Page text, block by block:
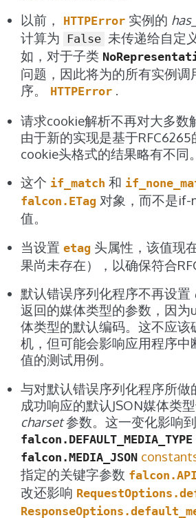
以前，
HTTPError 实例的
计算为
False 未传递给自定
如，对于子类
问题，因此将为的所有实例
序。
HTTPError .
请求cookie解析不再对大多数
由于新的实现是基于
cookie头格式的结果略有不同。
这个 if_match 和
falcon.ETag 对象，而不是if-
值。
当设置 etag 头属性，该值现
果尚未存在），以确保符合
默认错误序列化程序不再设置
返回的媒体类型的参数，因为
体类型的默认编码。这不应该
机，但可能会影响应用程序
值的测试用例。
与对默认错误序列化程序所
成功响应的默认JSON媒体类
charset参数。这一变化影响到
falcon.DEFAULT_MEDIA_TYPE
falcon.MEDIA_JSON
指定的关键字参数 falcon.API
改还影响